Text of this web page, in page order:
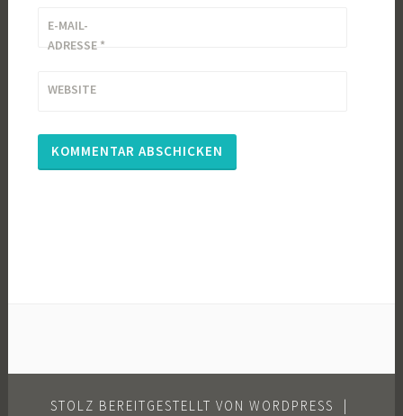
E-MAIL-
ADRESSE *
WEBSITE
STOLZ BEREITGESTELLT VON WORDPRESS |